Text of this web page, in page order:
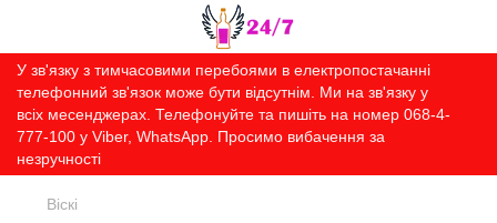
У зв'язку з тимчасовими перебоями в електропостачанні
телефонний зв'язок може бути відсутнім. Ми на зв'язку у
всіх месенджерах. Телефонуйте та пишіть на номер 068-4-
777-100 у Viber, WhatsApp. Просимо вибачення за
незручності
Віскі